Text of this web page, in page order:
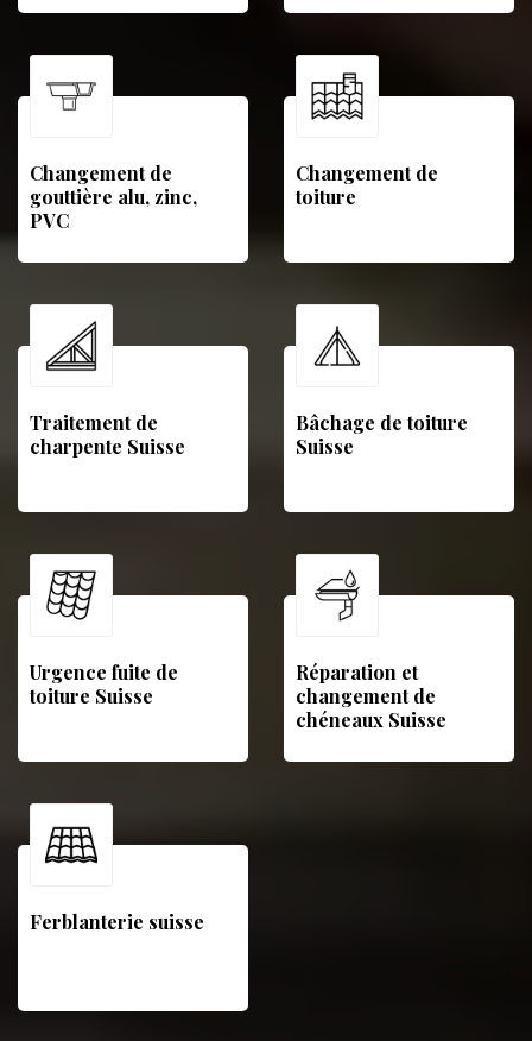
Changement de
gouttière alu, zinc,
PVC
Changement de
toiture
Traitement de
charpente Suisse
Bâchage de toiture
Suisse
Urgence fuite de
toiture Suisse
Réparation et
changement de
chéneaux Suisse
Ferblanterie suisse